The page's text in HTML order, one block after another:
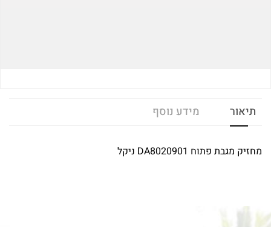
תיאור מידע נוסף
מחזיק מגבת פתוח DA8020901 ניקל